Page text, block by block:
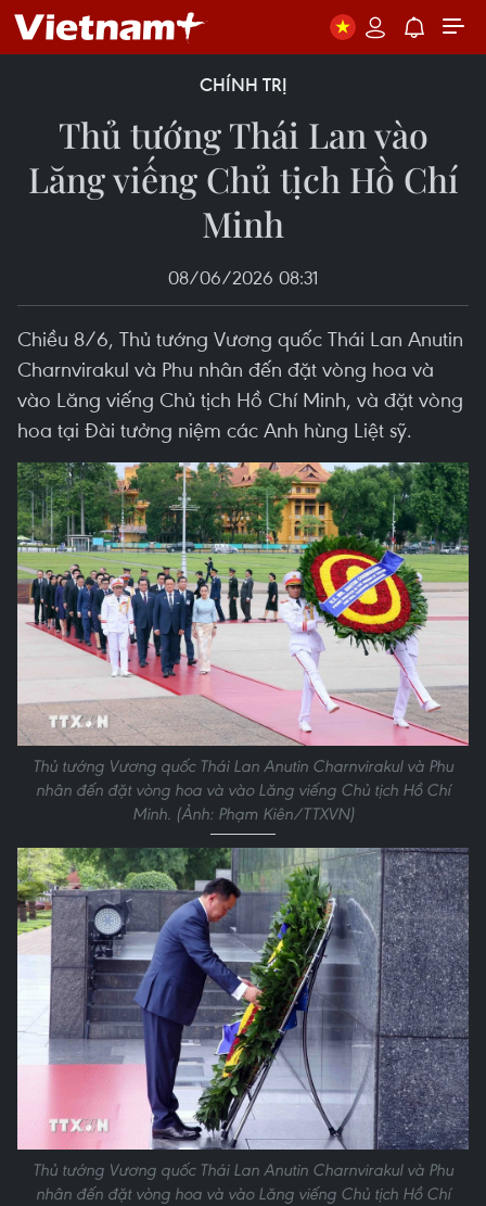
CHÍNH TRỊ
Thủ tướng Thái Lan vào
Lăng viếng Chủ tịch Hồ Chí
Minh
08/06/2026 08:31
Chiều 8/6, Thủ tướng Vương quốc Thái Lan Anutin
Charnvirakul và Phu nhân đến đặt vòng hoa và
vào Lăng viếng Chủ tịch Hồ Chí Minh, và đặt vòng
hoa tại Đài tưởng niệm các Anh hùng Liệt sỹ.
Thủ tướng Vương quốc Thái Lan Anutin Charnvirakul và Phu
nhân đến đặt vòng hoa và vào Lăng viếng Chủ tịch Hồ Chí
Minh. (Ảnh: Phạm Kiên/TTXVN)
Thủ tướng Vương quốc Thái Lan Anutin Charnvirakul và Phu
nhân đến đặt vòng hoa và vào Lăng viếng Chủ tịch Hồ Chí